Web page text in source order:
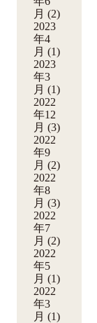
月 (2)
2023
年4
月 (1)
2023
年3
月 (1)
2022
年12
月 (3)
2022
年9
月 (2)
2022
年8
月 (3)
2022
年7
月 (2)
2022
年5
月 (1)
2022
年3
月 (1)